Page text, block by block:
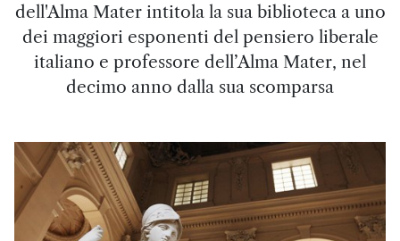
dell'Alma Mater intitola la sua biblioteca a uno
dei maggiori esponenti del pensiero liberale
italiano e professore dell’Alma Mater, nel
decimo anno dalla sua scomparsa